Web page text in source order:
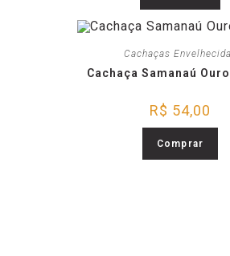
Cachaças
Cachaça Samanaú Ouro
R$ 54,00
Comprar